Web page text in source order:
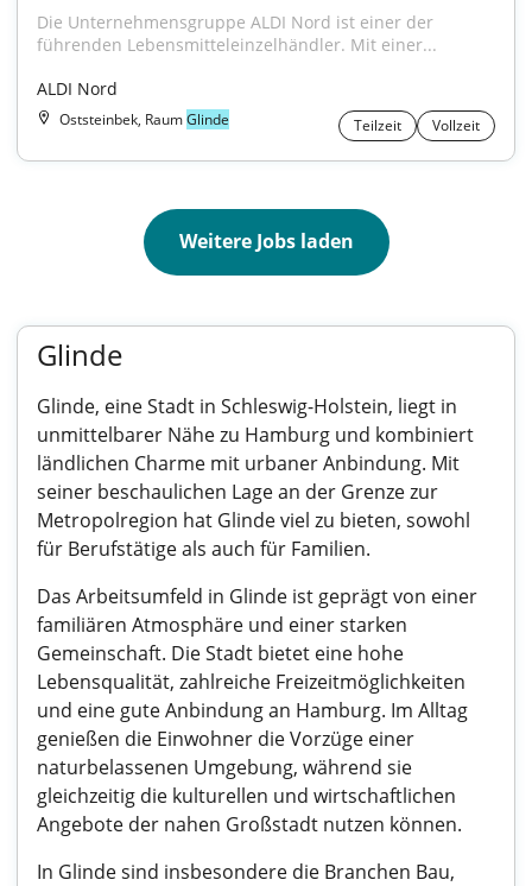
Die Unternehmensgruppe ALDI Nord ist einer der
führenden Lebensmitteleinzelhändler. Mit einer...
ALDI Nord
Oststeinbek, RaumGlinde Teilzeit Vollzeit
Weitere Jobs laden
Glinde
Glinde, eine Stadt in Schleswig-Holstein, liegt in
unmittelbarer Nähe zu Hamburg und kombiniert
ländlichen Charme mit urbaner Anbindung. Mit
seiner beschaulichen Lage an der Grenze zur
Metropolregion hat Glinde viel zu bieten, sowohl
für Berufstätige als auch für Familien.
Das Arbeitsumfeld in Glinde ist geprägt von einer
familiären Atmosphäre und einer starken
Gemeinschaft. Die Stadt bietet eine hohe
Lebensqualität, zahlreiche Freizeitmöglichkeiten
und eine gute Anbindung an Hamburg. Im Alltag
genießen die Einwohner die Vorzüge einer
naturbelassenen Umgebung, während sie
gleichzeitig die kulturellen und wirtschaftlichen
Angebote der nahen Großstadt nutzen können.
In Glinde sind insbesondere die Branchen Bau,